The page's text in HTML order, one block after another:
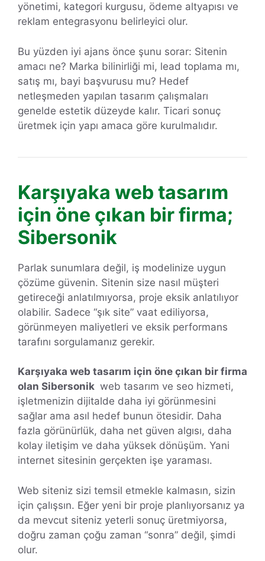
yönetimi, kategori kurgusu, ödeme altyapısı ve
reklam entegrasyonu belirleyici olur.
Bu yüzden iyi ajans önce şunu sorar: Sitenin
amacı ne? Marka bilinirliği mi, lead toplama mı,
satış mı, bayi başvurusu mu? Hedef
netleşmeden yapılan tasarım çalışmaları
genelde estetik düzeyde kalır. Ticari sonuç
üretmek için yapı amaca göre kurulmalıdır.
Karşıyaka web tasarım
için öne çıkan bir firma;
Sibersonik
Parlak sunumlara değil, iş modelinize uygun
çözüme güvenin. Sitenin size nasıl müşteri
getireceği anlatılmıyorsa, proje eksik anlatılıyor
olabilir. Sadece “şık site” vaat ediliyorsa,
görünmeyen maliyetleri ve eksik performans
tarafını sorgulamanız gerekir.
Karşıyaka web tasarım için öne çıkan bir firma
olan Sibersonik web tasarım ve seo hizmeti,
işletmenizin dijitalde daha iyi görünmesini
sağlar ama asıl hedef bunun ötesidir. Daha
fazla görünürlük, daha net güven algısı, daha
kolay iletişim ve daha yüksek dönüşüm. Yani
internet sitesinin gerçekten işe yaraması.
Web siteniz sizi temsil etmekle kalmasın, sizin
için çalışsın. Eğer yeni bir proje planlıyorsanız ya
da mevcut siteniz yeterli sonuç üretmiyorsa,
doğru zaman çoğu zaman “sonra” değil, şimdi
olur.